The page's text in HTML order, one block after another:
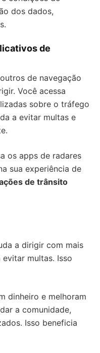
dos dados,
de
de navegação
Você acessa
sobre o tráfego
a evitar multas e
os apps de radares
sua experiência de
de trânsito
a dirigir com mais
multas. Isso
dinheiro e melhoram
a comunidade,
Isso beneficia